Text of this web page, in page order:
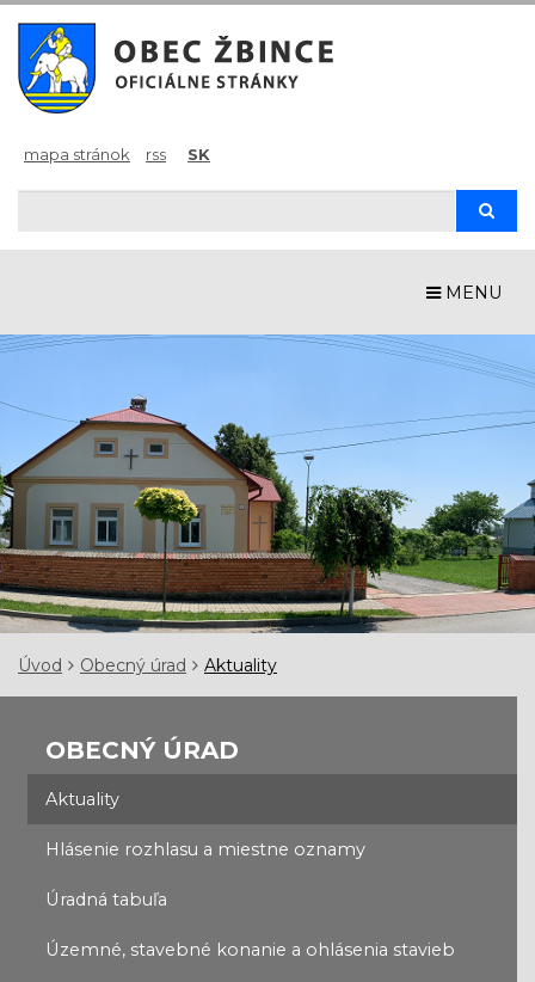
mapa stránok rss SK
MENU
Úvod Obecný úrad Aktuality
OBECNÝ ÚRAD
Aktuality
Hlásenie rozhlasu a miestne oznamy
Úradná tabuľa
Územné, stavebné konanie a ohlásenia stavieb